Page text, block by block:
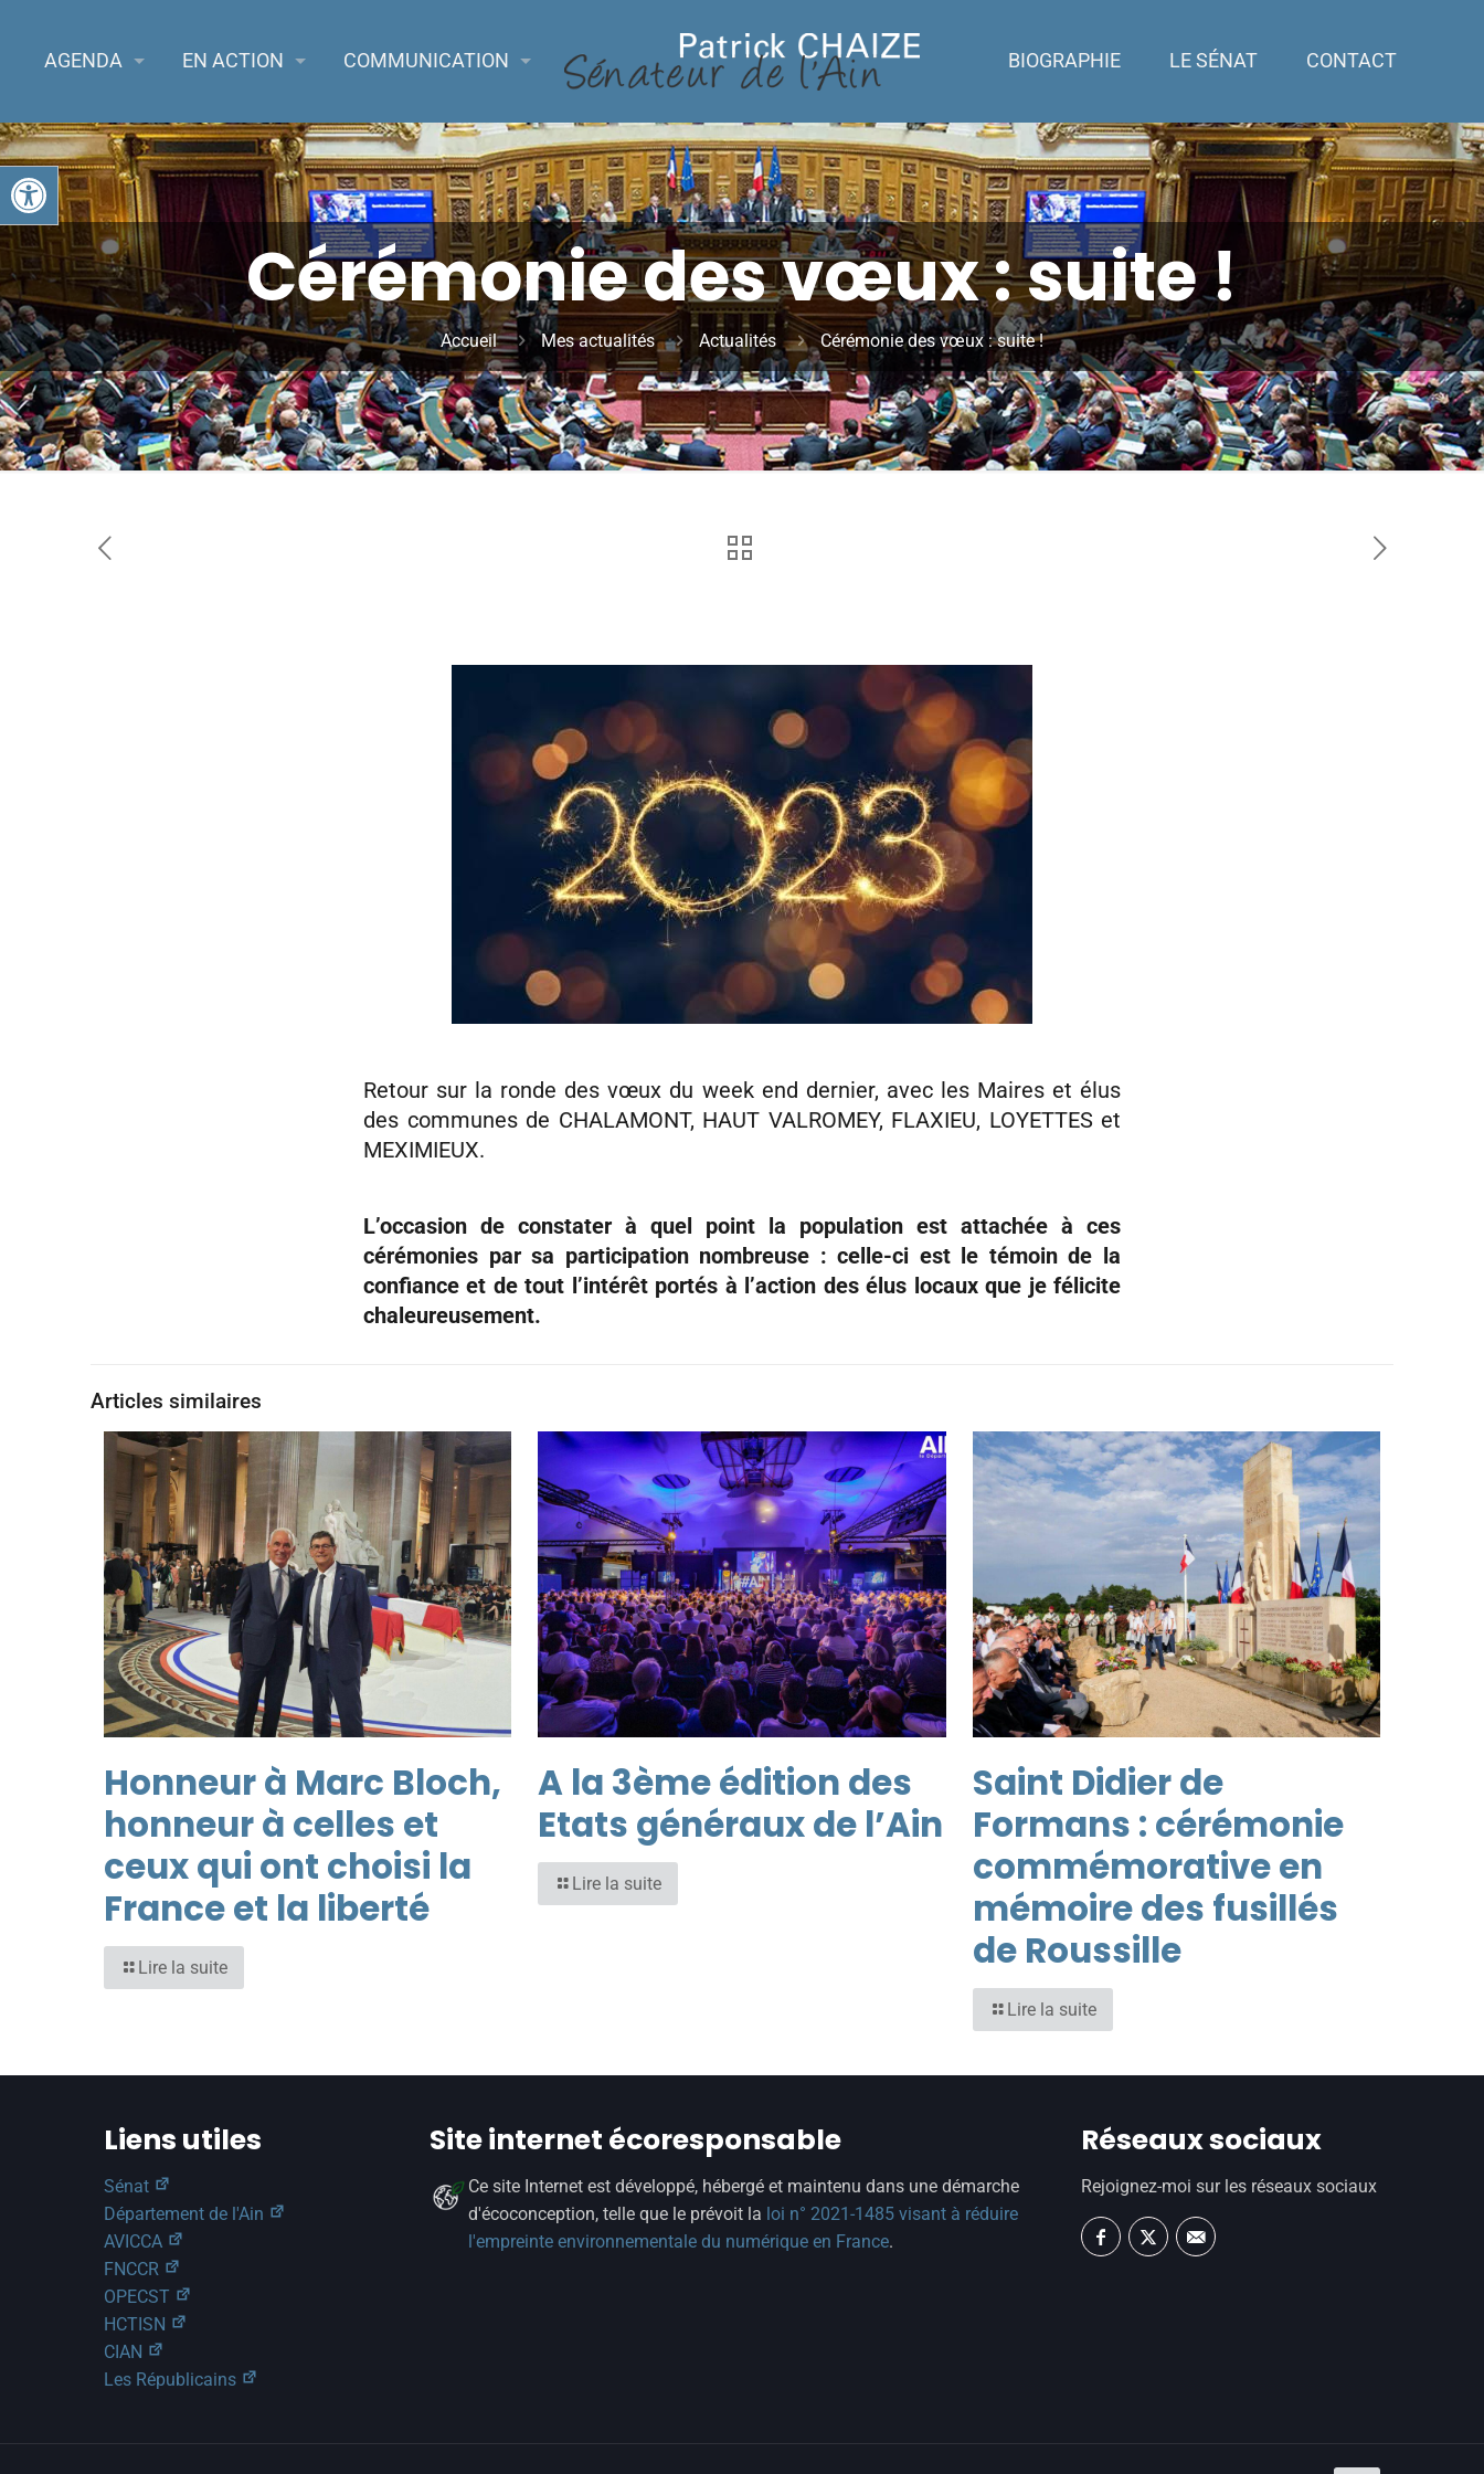
Ouvrir la barre d’outils
AGENDA EN ACTION COMMUNICATION BIOGRAPHIE LE SÉNAT CONTACT
Cérémonie des vœux : suite !
Accueil Mes actualités Actualités Cérémonie des vœux : suite !
Retour sur la ronde des vœux du week end dernier, avec les Maires et élus
des communes de CHALAMONT, HAUT VALROMEY, FLAXIEU, LOYETTES et
MEXIMIEUX.
L’occasion de constater à quel point la population est attachée à ces
cérémonies par sa participation nombreuse : celle-ci est le témoin de la
confiance et de tout l’intérêt portés à l’action des élus locaux que je félicite
chaleureusement.
Articles similaires
Honneur à Marc Bloch,
honneur à celles et
ceux qui ont choisi la
France et la liberté
Lire la suite
A la 3ème édition des
Etats généraux de l’Ain
Lire la suite
Saint Didier de
Formans : cérémonie
commémorative en
mémoire des fusillés
de Roussille
Lire la suite
Liens utiles
Sénat
Département de l'Ain
AVICCA
FNCCR
OPECST
HCTISN
CIAN
Les Républicains
Site internet écoresponsable
Ce site Internet est développé, hébergé et maintenu dans une démarche
d'écoconception, telle que le prévoit la loi n° 2021-1485 visant à réduire
l'empreinte environnementale du numérique en France.
Réseaux sociaux
Rejoignez-moi sur les réseaux sociaux